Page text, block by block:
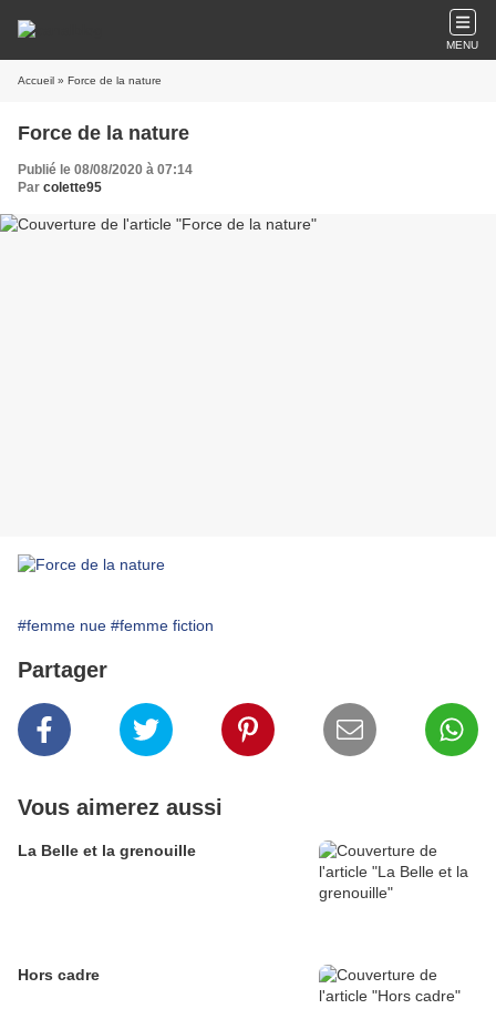
MENU
Accueil » Force de la nature
Force de la nature
Publié le 08/08/2020 à 07:14
Par colette95
#femme nue #femme fiction
Partager
Vous aimerez aussi
La Belle et la grenouille
Hors cadre